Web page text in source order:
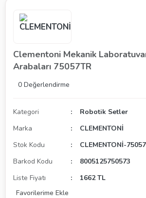
Clementoni Mekanik
Arabaları 75057TR
0 Değerlendirme
Kategori
Robotik Setler
Marka
CLEMENTONİ
Stok Kodu
CLEMENTONİ-75057
Barkod Kodu
8005125750573
Liste Fiyatı
1662 TL